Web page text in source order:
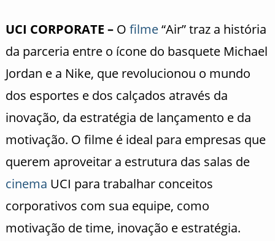
UCI CORPORATE – O filme“Air” traz a história
da parceria entre o ícone do basquete Michael
Jordan e a Nike, que revolucionou o mundo
dos esportes e dos calçados através da
inovação, da estratégia de lançamento e da
motivação. O filme é ideal para empresas que
querem aproveitar a estrutura das salas de
cinema UCI para trabalhar conceitos
corporativos com sua equipe, como
motivação de time, inovação e estratégia.